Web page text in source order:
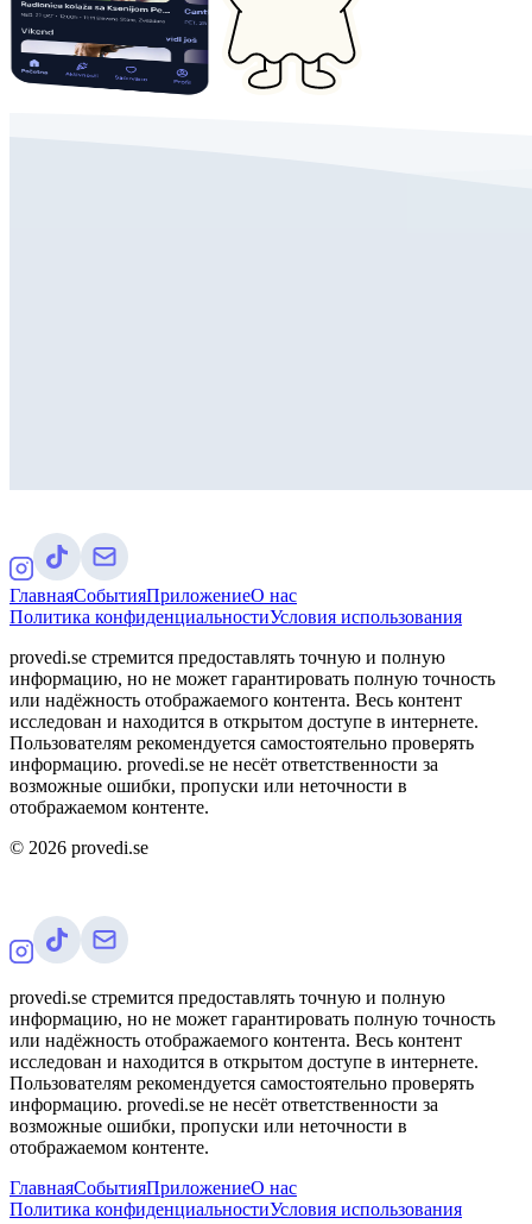
ГлавнаяСобытияПриложениеО нас
Политика конфиденциальностиУсловия использования
provedi.se стремится предоставлять точную и полную
информацию, но не может гарантировать полную точность
или надёжность отображаемого контента. Весь контент
исследован и находится в открытом доступе в интернете.
Пользователям рекомендуется самостоятельно проверять
информацию. provedi.se не несёт ответственности за
возможные ошибки, пропуски или неточности в
отображаемом контенте.
© 2026 provedi.se
provedi.se стремится предоставлять точную и полную
информацию, но не может гарантировать полную точность
или надёжность отображаемого контента. Весь контент
исследован и находится в открытом доступе в интернете.
Пользователям рекомендуется самостоятельно проверять
информацию. provedi.se не несёт ответственности за
возможные ошибки, пропуски или неточности в
отображаемом контенте.
ГлавнаяСобытияПриложениеО нас
Политика конфиденциальностиУсловия использования